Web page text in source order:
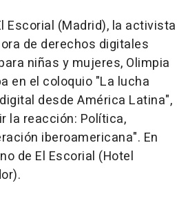
Escorial (Madrid), la activista
de derechos digitales
niñas y mujeres, Olimpia
en el coloquio "La lucha
desde América Latina",
la reacción: Política,
iberoamericana". En
de El Escorial (Hotel